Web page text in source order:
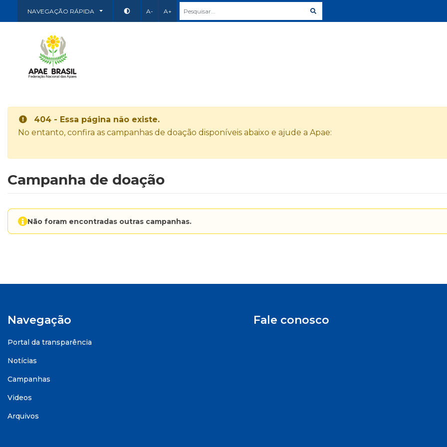
NAVEGAÇÃO RÁPIDA A- A+
404 - Essa página não existe.
No entanto, confira as campanhas de doação disponíveis abaixo e ajude a Apae:
Campanha de doação
Não foram encontradas outras campanhas.
Navegação
Portal da transparência
Notícias
Campanhas
Videos
Arquivos
Fale conosco